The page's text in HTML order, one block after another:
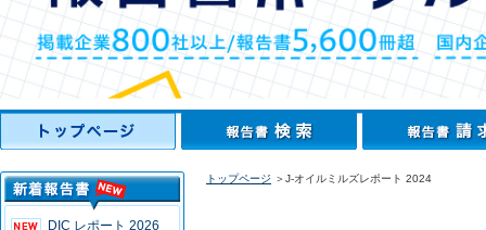
DIC レポート 2026
トップページ ＞J-オイルミルズレポート 2024